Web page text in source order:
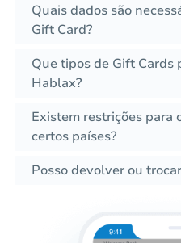
Quais dados são
Gift Card?
Que tipos de Gift Cards
Hablax?
Existem restrições para
certos países?
Posso devolver ou